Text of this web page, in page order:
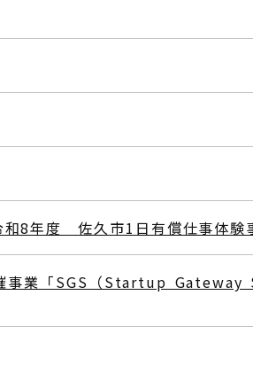
8年度 佐久市1日有償仕事体験
事業「SGS（Startup Gateway